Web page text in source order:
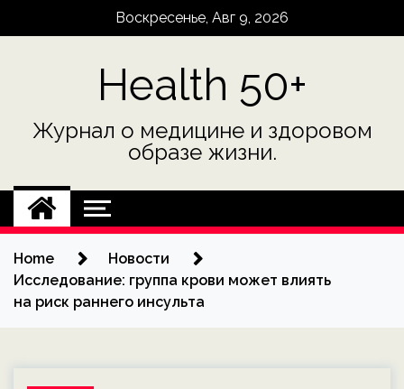
Воскресенье, Авг 9, 2026
Health 50+
Журнал о медицине и здоровом
образе жизни.
Home
Новости
Исследование: группа крови может влиять
на риск раннего инсульта